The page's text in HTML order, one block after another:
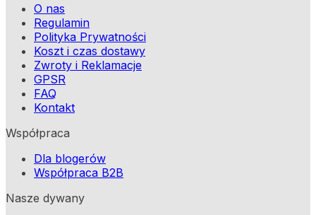
O nas
Regulamin
Polityka Prywatności
Koszt i czas dostawy
Zwroty i Reklamacje
GPSR
FAQ
Kontakt
Współpraca
Dla blogerów
Współpraca B2B
Nasze dywany